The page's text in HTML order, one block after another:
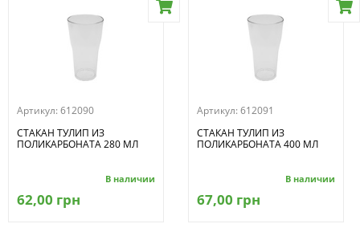
Артикул: 612090
СТАКАН ТУЛИП ИЗ
ПОЛИКАРБОНАТА 280 МЛ
В наличии
62,00 грн
Артикул: 612091
СТАКАН ТУЛИП ИЗ
ПОЛИКАРБОНАТА 400 МЛ
В наличии
67,00 грн